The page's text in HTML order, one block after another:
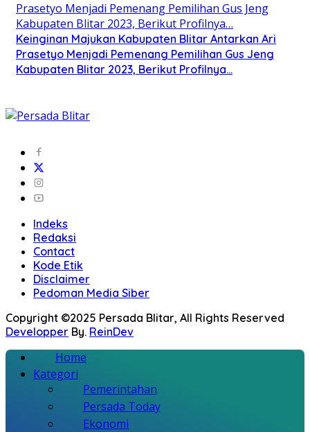
Keinginan Majukan Kabupaten Blitar Antarkan Ari
Prasetyo Menjadi Pemenang Pemilihan Gus Jeng
Kabupaten Blitar 2023, Berikut Profilnya…
Indeks
Redaksi
Contact
Kode Etik
Disclaimer
Pedoman Media Siber
Copyright ©2025 Persada Blitar, All Rights Reserved
Developper By. ReinDev
Home
Kategori
Pemerintahan
Persada Today
Ekonomi